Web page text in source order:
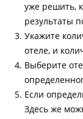
уже решить,
результаты
Укажите
отеле, и
Выберите
Если
Здесь же